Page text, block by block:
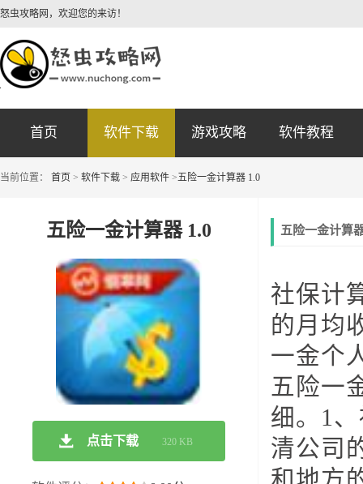
怒虫攻略网，欢迎您的来访！
首页 软件下载 游戏攻略 软件教程
当前位置： 首页 > 软件下载 > 应用软件 >五险一金计算器 1.0
五险一金计算器 1.0
点击下载 320 KB
五险一金计算
社保计
的月均
一金个
五险一
细。1
清公司